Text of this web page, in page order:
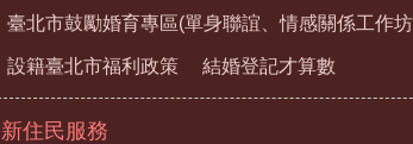
臺北市鼓勵婚育專區(單身聯誼、情感關係工作
設籍臺北市福利政策 結婚登記才算數
新住民服務